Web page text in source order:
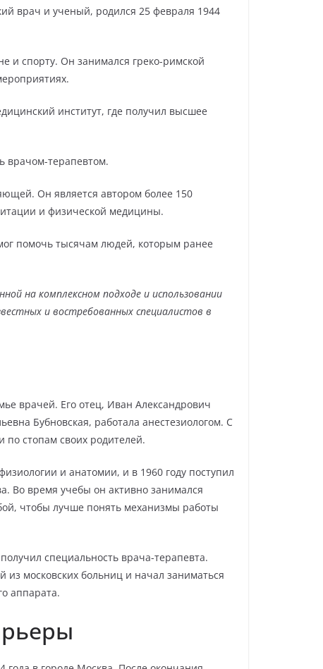
врач и ученый, родился 25 февраля 1944
и спорту. Он занимался греко-римской
институт, где получил высшее
врачом-терапевтом.
Он является автором более 150
и физической медицины.
помочь тысячам людей, которым ранее
на комплексном подходе и использовании
и востребованных специалистов в
врачей. Его отец, Иван Александрович
Бубновская, работала анестезиологом. С
по стопам своих родителей.
и анатомии, и в 1960 году поступил
Во время учебы он активно занимался
чтобы лучше понять механизмы работы
специальность врача-терапевта.
из московских больниц и начал заниматься
аппарата.